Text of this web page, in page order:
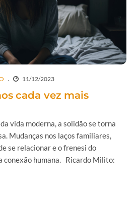
11/12/2023
cada vez mais
vida moderna, a solidão se torna
Mudanças nos laços familiares,
se relacionar e o frenesi do
conexão humana. Ricardo Milito: